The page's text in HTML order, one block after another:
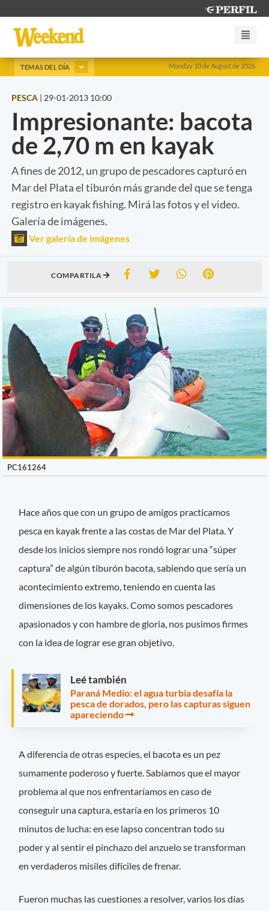
Monday 10 de August de 2026
TEMAS DEL DÍA
PESCA | 29-01-2013 10:00
Impresionante: bacota
de 2,70 m en kayak
A fines de 2012, un grupo de pescadores capturó en
Mar del Plata el tiburón más grande del que se tenga
registro en kayak fishing. Mirá las fotos y el video.
Galería de imágenes.
Ver galería de imágenes
COMPARTILA
PC161264
Hace años que con un grupo de amigos practicamos
pesca en kayak frente a las costas de Mar del Plata. Y
desde los inicios siempre nos rondó lograr una “súper
captura” de algún tiburón bacota, sabiendo que sería un
acontecimiento extremo, teniendo en cuenta las
dimensiones de los kayaks. Como somos pescadores
apasionados y con hambre de gloria, nos pusimos firmes
con la idea de lograr ese gran objetivo.
Leé también
Paraná Medio: el agua turbia desafía la
pesca de dorados, pero las capturas siguen
apareciendo
A diferencia de otras especies, el bacota es un pez
sumamente poderoso y fuerte. Sabíamos que el mayor
problema al que nos enfrentaríamos en caso de
conseguir una captura, estaría en los primeros 10
minutos de lucha: en ese lapso concentran todo su
poder y al sentir el pinchazo del anzuelo se transforman
en verdaderos misiles difíciles de frenar.
Fueron muchas las cuestiones a resolver, varios los días